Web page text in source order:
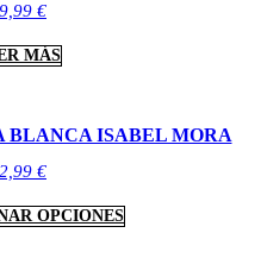
€
MÁS
BLANCA ISABEL MORA
€
OPCIONES